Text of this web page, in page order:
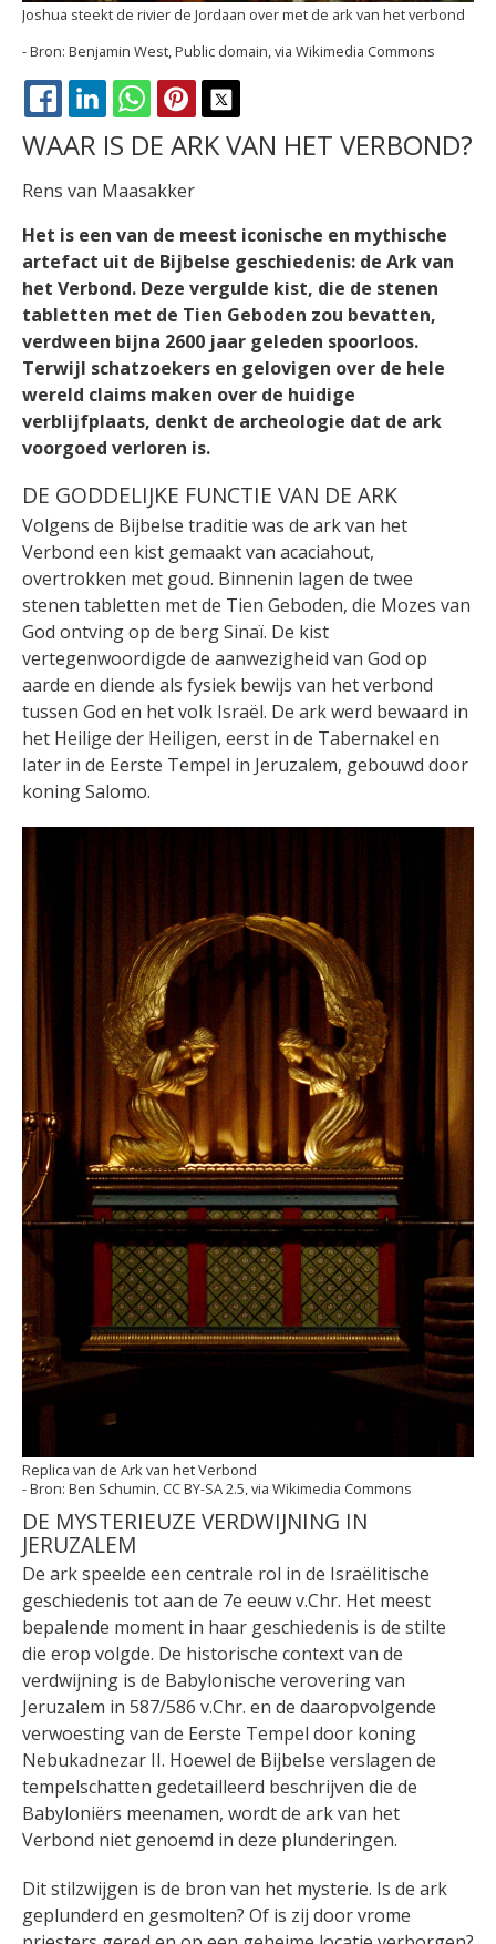
Joshua steekt de rivier de Jordaan over met de ark van het verbond
Benjamin West, Public domain, via Wikimedia Commons
FACEBOOK
LINKEDINWHATSAPPPINTEREST
WAAR IS DE ARK VAN HET VERBOND?
Rens van Maasakker
Het is een van de meest iconische en mythische
artefact uit de Bijbelse geschiedenis: de Ark van
het Verbond. Deze vergulde kist, die de stenen
tabletten met de Tien Geboden zou bevatten,
verdween bijna 2600 jaar geleden spoorloos.
Terwijl schatzoekers en gelovigen over de hele
wereld claims maken over de huidige
verblijfplaats, denkt de archeologie dat de ark
voorgoed verloren is.
DE GODDELIJKE FUNCTIE VAN DE ARK
Volgens de Bijbelse traditie was de ark van het
Verbond een kist gemaakt van acaciahout,
overtrokken met goud. Binnenin lagen de twee
stenen tabletten met de Tien Geboden, die Mozes van
God ontving op de berg Sinaï. De kist
vertegenwoordigde de aanwezigheid van God op
aarde en diende als fysiek bewijs van het verbond
tussen God en het volk Israël. De ark werd bewaard in
het Heilige der Heiligen, eerst in de Tabernakel en
later in de Eerste Tempel in Jeruzalem, gebouwd door
koning Salomo.
Replica van de Ark van het Verbond
Ben Schumin, CC BY-SA 2.5, via Wikimedia Commons
DE MYSTERIEUZE VERDWIJNING IN
JERUZALEM
De ark speelde een centrale rol in de Israëlitische
geschiedenis tot aan de 7e eeuw v.Chr. Het meest
bepalende moment in haar geschiedenis is de stilte
die erop volgde. De historische context van de
verdwijning is de Babylonische verovering van
Jeruzalem in 587/586 v.Chr. en de daaropvolgende
verwoesting van de Eerste Tempel door koning
Nebukadnezar II. Hoewel de Bijbelse verslagen de
tempelschatten gedetailleerd beschrijven die de
Babyloniërs meenamen, wordt de ark van het
Verbond niet genoemd in deze plunderingen.
Dit stilzwijgen is de bron van het mysterie. Is de ark
geplunderd en gesmolten? Of is zij door vrome